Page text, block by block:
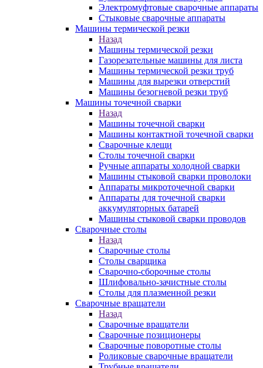
Электромуфтовые сварочные аппараты
Стыковые сварочные аппараты
Машины термической резки
Назад
Машины термической резки
Газорезательные машины для листа
Машины термической резки труб
Машины для вырезки отверстий
Машины безогневой резки труб
Машины точечной сварки
Назад
Машины точечной сварки
Машины контактной точечной сварки
Сварочные клещи
Столы точечной сварки
Ручные аппараты холодной сварки
Машины стыковой сварки проволоки
Аппараты микроточечной сварки
Аппараты для точечной сварки
аккумуляторных батарей
Машины стыковой сварки проводов
Сварочные столы
Назад
Сварочные столы
Столы сварщика
Сварочно-сборочные столы
Шлифовально-зачистные столы
Столы для плазменной резки
Сварочные вращатели
Назад
Сварочные вращатели
Сварочные позиционеры
Сварочные поворотные столы
Роликовые сварочные вращатели